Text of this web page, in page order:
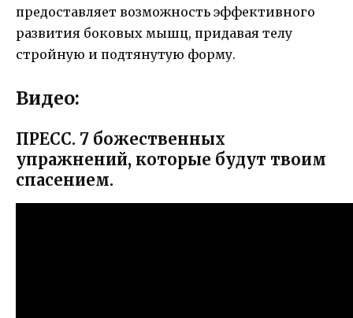
предоставляет возможность эффективного
развития боковых мышц, придавая телу
стройную и подтянутую форму.
Видео:
ПРЕСС. 7 божественных
упражнений, которые будут твоим
спасением.